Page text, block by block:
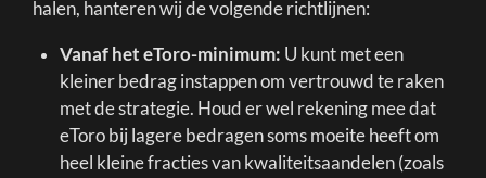
halen, hanteren wij de volgende richtlijnen:
Vanaf het eToro-minimum: U kunt met een
kleiner bedrag instappen om vertrouwd te raken
met de strategie. Houd er wel rekening mee dat
eToro bij lagere bedragen soms moeite heeft om
heel kleine fracties van kwaliteitsaandelen (zoals